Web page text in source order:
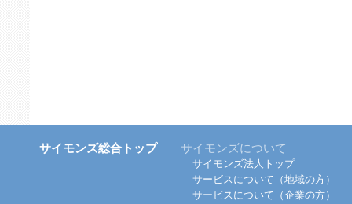
サイモンズ総合トップ サイモンズについて
サイモンズ法人トップ
サービスについて（地域の方）
サービスについて（企業の方）